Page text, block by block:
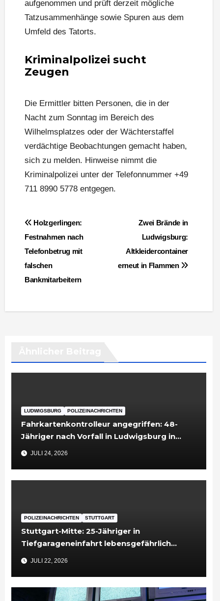
aufgenommen und prüft derzeit mögliche
Tatzusammenhänge sowie Spuren aus dem
Umfeld des Tatorts.
Kriminalpolizei sucht
Zeugen
Die Ermittler bitten Personen, die in der
Nacht zum Sonntag im Bereich des
Wilhelmsplatzes oder der Wächterstaffel
verdächtige Beobachtungen gemacht haben,
sich zu melden. Hinweise nimmt die
Kriminalpolizei unter der Telefonnummer +49
711 8990 5778 entgegen.
Beitragsnavigation
Zwei Brände in
Ludwigsburg:
Altkleidercontainer
erneut in Flammen
Holzgerlingen:
Festnahmen nach
Telefonbetrug mit
falschen
Bankmitarbeitern
LUDWIGSBURG POLIZEINACHRICHTEN
Fahrkartenkontrolleur angegriffen: 48-
Jähriger nach Vorfall in Ludwigsburg in
Untersuchungshaft
JULI 24, 2026
POLIZEINACHRICHTEN STUTTGART
Stuttgart-Mitte: 25-Jähriger in
Tiefgarageneinfahrt lebensgefährlich
verletzt
JULI 22, 2026